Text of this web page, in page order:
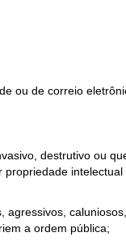
ou de correio
destrutivo ou
a ordem pública;